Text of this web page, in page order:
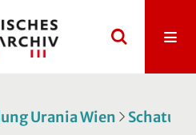
Urania Wien